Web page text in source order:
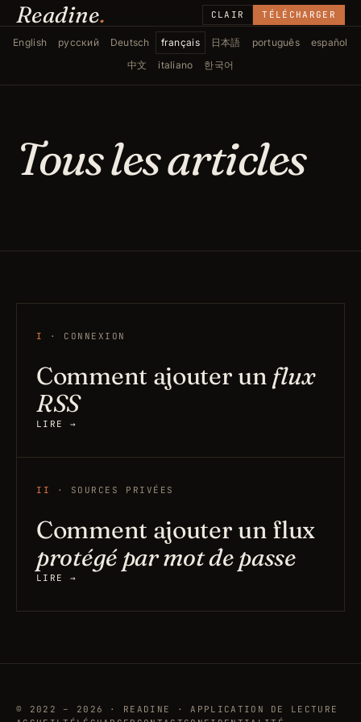
Readine. CLAIR TÉLÉCHARGER
English русский Deutsch français 日本語 português
español
中文
italiano 한국어
Tous les articles
I · CONNEXION
Comment ajouter un flux
RSS
LIRE →
II · SOURCES PRIVÉES
Comment ajouter un flux
protégé par mot de passe
LIRE →
© 2022 – 2026 · READINE · APPLICATION DE LECTURE